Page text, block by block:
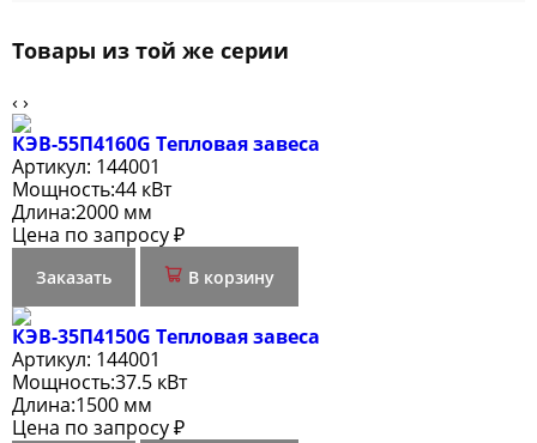
Товары из той же серии
‹ ›
КЭВ-55П4160G Тепловая завеса
Артикул: 144001
Мощность:44 кВт
Длина:2000 мм
Цена по запросу ₽
Заказать В корзину
КЭВ-35П4150G Тепловая завеса
Артикул: 144001
Мощность:37.5 кВт
Длина:1500 мм
Цена по запросу ₽